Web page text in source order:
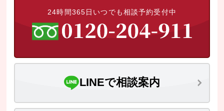
24時間365日いつでも相談予約受付中
LINEで相談案内